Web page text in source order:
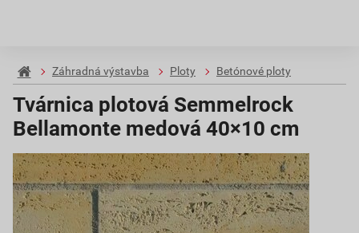
Záhradná výstavba Ploty Betónové ploty
Tvárnica plotová Semmelrock
Bellamonte medová 40×10 cm